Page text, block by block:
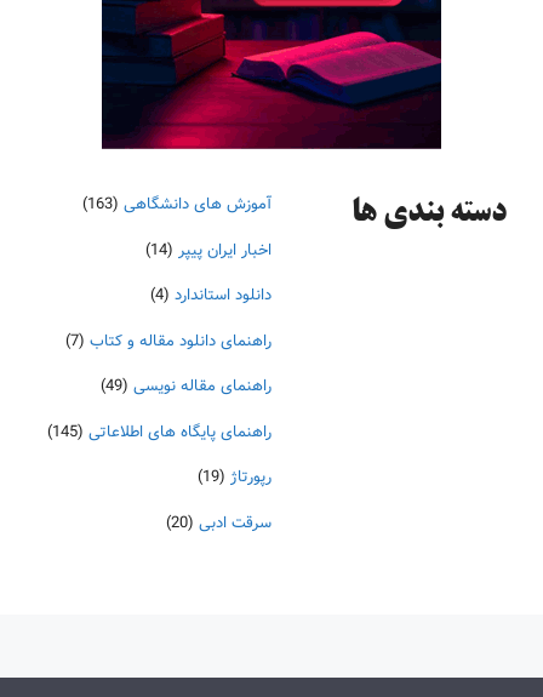
دسته‌ بندی ها آموزش های دانشگاهی (163)
اخبار ایران پیپر (14)
دانلود استاندارد (4)
راهنمای دانلود مقاله و کتاب (7)
راهنمای مقاله نویسی (49)
راهنمای پایگاه های اطلاعاتی (145)
رپورتاژ (19)
سرقت ادبی (20)